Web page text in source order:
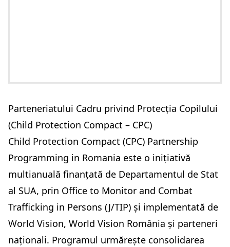
Parteneriatului Cadru privind Protecția Copilului
(Child Protection Compact – CPC)
Child Protection Compact (CPC) Partnership
Programming in Romania este o inițiativă
multianuală finanțată de Departamentul de Stat
al SUA, prin Office to Monitor and Combat
Trafficking in Persons (J/TIP) și implementată de
World Vision, World Vision România și parteneri
naționali. Programul urmărește consolidarea